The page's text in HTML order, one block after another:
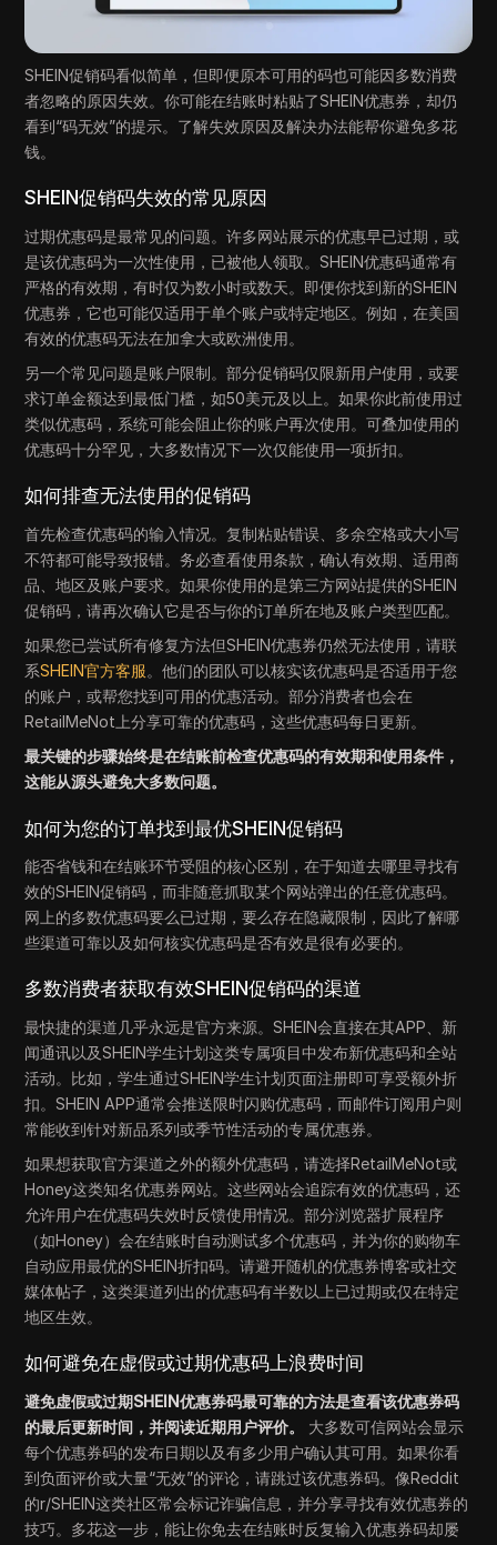
SHEIN促销码看似简单，但即便原本可用的码也可能因多数消费
者忽略的原因失效。你可能在结账时粘贴了SHEIN优惠券，却仍
看到“码无效”的提示。了解失效原因及解决办法能帮你避免多花
钱。
SHEIN促销码失效的常见原因
过期优惠码是最常见的问题。许多网站展示的优惠早已过期，或
是该优惠码为一次性使用，已被他人领取。SHEIN优惠码通常有
严格的有效期，有时仅为数小时或数天。即便你找到新的SHEIN
优惠券，它也可能仅适用于单个账户或特定地区。例如，在美国
有效的优惠码无法在加拿大或欧洲使用。
另一个常见问题是账户限制。部分促销码仅限新用户使用，或要
求订单金额达到最低门槛，如50美元及以上。如果你此前使用过
类似优惠码，系统可能会阻止你的账户再次使用。可叠加使用的
优惠码十分罕见，大多数情况下一次仅能使用一项折扣。
如何排查无法使用的促销码
首先检查优惠码的输入情况。复制粘贴错误、多余空格或大小写
不符都可能导致报错。务必查看使用条款，确认有效期、适用商
品、地区及账户要求。如果你使用的是第三方网站提供的SHEIN
促销码，请再次确认它是否与你的订单所在地及账户类型匹配。
如果您已尝试所有修复方法但SHEIN优惠券仍然无法使用，请联
系SHEIN官方客服。他们的团队可以核实该优惠码是否适用于您
的账户，或帮您找到可用的优惠活动。部分消费者也会在
RetailMeNot上分享可靠的优惠码，这些优惠码每日更新。
最关键的步骤始终是在结账前检查优惠码的有效期和使用条件，
这能从源头避免大多数问题。
如何为您的订单找到最优SHEIN促销码
能否省钱和在结账环节受阻的核心区别，在于知道去哪里寻找有
效的SHEIN促销码，而非随意抓取某个网站弹出的任意优惠码。
网上的多数优惠码要么已过期，要么存在隐藏限制，因此了解哪
些渠道可靠以及如何核实优惠码是否有效是很有必要的。
多数消费者获取有效SHEIN促销码的渠道
最快捷的渠道几乎永远是官方来源。SHEIN会直接在其APP、新
闻通讯以及SHEIN学生计划这类专属项目中发布新优惠码和全站
活动。比如，学生通过SHEIN学生计划页面注册即可享受额外折
扣。SHEIN APP通常会推送限时闪购优惠码，而邮件订阅用户则
常能收到针对新品系列或季节性活动的专属优惠券。
如果想获取官方渠道之外的额外优惠码，请选择RetailMeNot或
Honey这类知名优惠券网站。这些网站会追踪有效的优惠码，还
允许用户在优惠码失效时反馈使用情况。部分浏览器扩展程序
（如Honey）会在结账时自动测试多个优惠码，并为你的购物车
自动应用最优的SHEIN折扣码。请避开随机的优惠券博客或社交
媒体帖子，这类渠道列出的优惠码有半数以上已过期或仅在特定
地区生效。
如何避免在虚假或过期优惠码上浪费时间
避免虚假或过期SHEIN优惠券码最可靠的方法是查看该优惠券码
的最后更新时间，并阅读近期用户评价。
大多数可信网站会显示
每个优惠券码的发布日期以及有多少用户确认其可用。如果你看
到负面评价或大量“无效”的评论，请跳过该优惠券码。像Reddit
的r/SHEIN这类社区常会标记诈骗信息，并分享寻找有效优惠券的
技巧。多花这一步，能让你免去在结账时反复输入优惠券码却屡